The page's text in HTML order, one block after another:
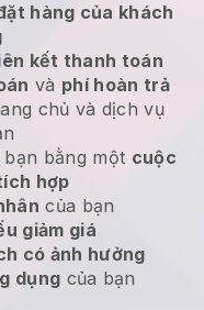
hàng của khách
kết thanh toán
và phí hoàn trả
chủ và dịch vụ
bằng một cuộc
hợp
của bạn
giảm giá
có ảnh hưởng
dụng của bạn